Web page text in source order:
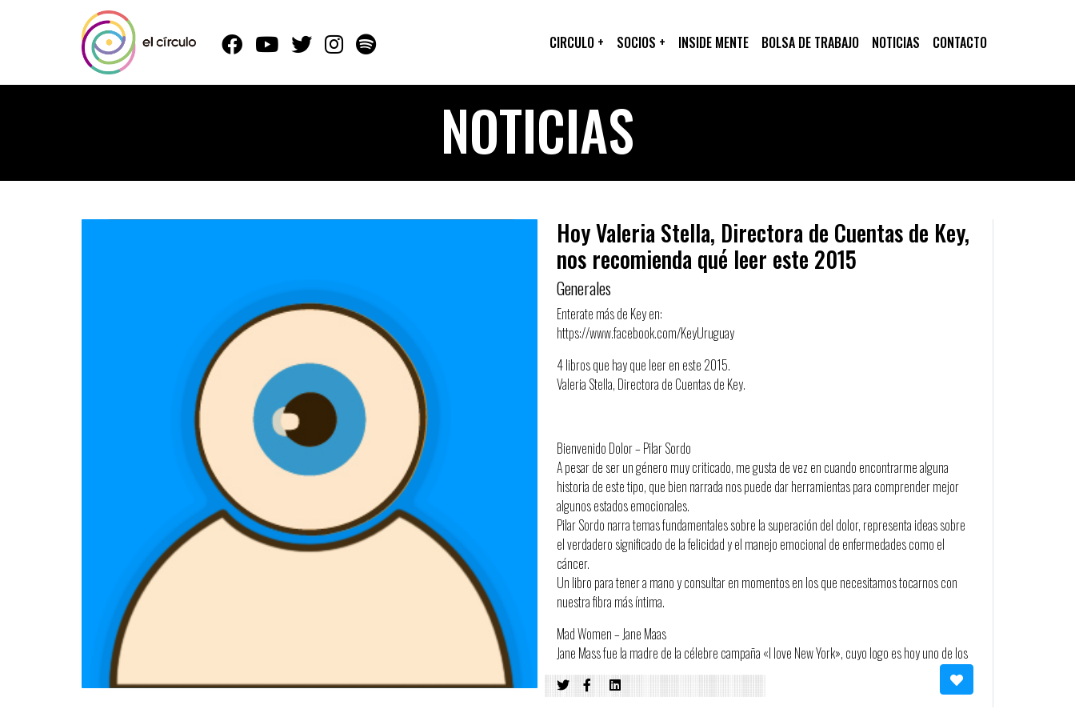
CIRCULO + SOCIOS + INSIDE MENTE BOLSA DE TRABAJO NOTICIAS CONTACTO
NOTICIAS
Hoy Valeria Stella, Directora de Cuentas de Key,
nos recomienda qué leer este 2015
Generales
Enterate más de Key en:
https://www.facebook.com/KeyUruguay
4 libros que hay que leer en este 2015.
Valeria Stella, Directora de Cuentas de Key.
Bienvenido Dolor – Pilar Sordo
A pesar de ser un género muy criticado, me gusta de vez en cuando encontrarme alguna
historia de este tipo, que bien narrada nos puede dar herramientas para comprender mejor
algunos estados emocionales.
Pilar Sordo narra temas fundamentales sobre la superación del dolor, representa ideas sobre
el verdadero significado de la felicidad y el manejo emocional de enfermedades como el
cáncer.
Un libro para tener a mano y consultar en momentos en los que necesitamos tocarnos con
nuestra fibra más íntima.
Mad Women – Jane Maas
Jane Mass fue la madre de la célebre campaña «I love New York», cuyo logo es hoy uno de los
más reconocidos en todo el mundo. Fue una de las mujeres que formaron parte de la era
dorada de la publicidad entre los años 60 y 70.